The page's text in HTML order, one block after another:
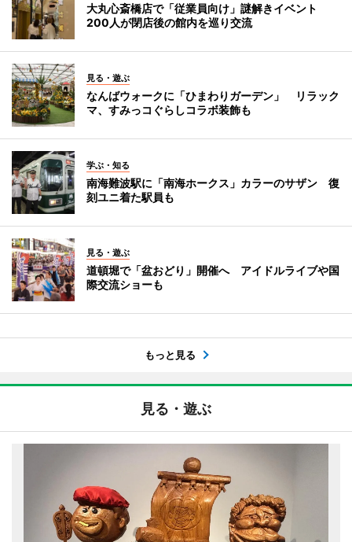
大丸心斎橋店で「従業員向け」謎解きイベント
200人が閉店後の館内を巡り交流
見る・遊ぶ
なんばウォークに「ひまわりガーデン」 リラック
マ、すみっコぐらしコラボ装飾も
学ぶ・知る
南海難波駅に「南海ホークス」カラーのサザン 復
刻ユニ着た駅員も
見る・遊ぶ
道頓堀で「盆おどり」開催へ アイドルライブや国
際交流ショーも
もっと見る
見る・遊ぶ